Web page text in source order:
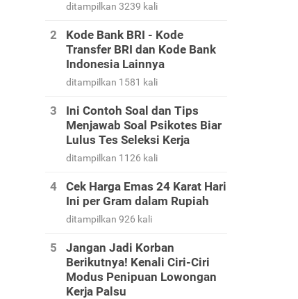
ditampilkan 3239 kali
Kode Bank BRI - Kode
Transfer BRI dan Kode Bank
Indonesia Lainnya
ditampilkan 1581 kali
Ini Contoh Soal dan Tips
Menjawab Soal Psikotes Biar
Lulus Tes Seleksi Kerja
ditampilkan 1126 kali
Cek Harga Emas 24 Karat Hari
Ini per Gram dalam Rupiah
ditampilkan 926 kali
Jangan Jadi Korban
Berikutnya! Kenali Ciri-Ciri
Modus Penipuan Lowongan
Kerja Palsu